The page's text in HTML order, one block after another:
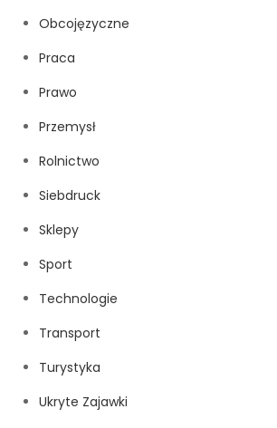
Obcojęzyczne
Praca
Prawo
Przemysł
Rolnictwo
Siebdruck
Sklepy
Sport
Technologie
Transport
Turystyka
Ukryte Zajawki